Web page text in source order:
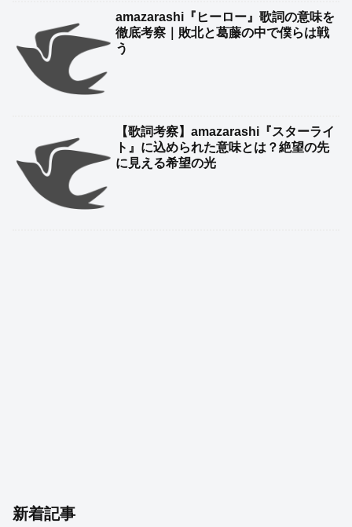
amazarashi『ヒーロー』歌詞の意味を
徹底考察｜敗北と葛藤の中で僕らは戦
う
【歌詞考察】amazarashi『スターライ
ト』に込められた意味とは？絶望の先
に見える希望の光
新着記事